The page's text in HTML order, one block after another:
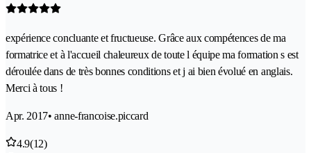
expérience concluante et fructueuse. Grâce aux compétences de ma
formatrice et à l'accueil chaleureux de toute l équipe ma formation s est
déroulée dans de très bonnes conditions et j ai bien évolué en anglais.
Merci à tous !
Apr. 2017• anne-francoise.piccard
4.9(12)